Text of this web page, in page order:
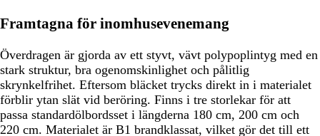
Framtagna för inomhusevenemang
Överdragen är gjorda av ett styvt, vävt polypoplintyg med en
stark struktur, bra ogenomskinlighet och pålitlig
skrynkelfrihet. Eftersom bläcket trycks direkt in i materialet
förblir ytan slät vid beröring. Finns i tre storlekar för att
passa standardölbordsset i längderna 180 cm, 200 cm och
220 cm. Materialet är B1 brandklassat, vilket gör det till ett